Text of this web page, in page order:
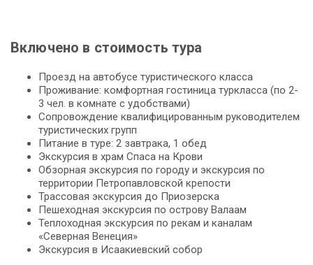
Включено в стоимость тура
Проезд на автобусе туристического класса
Проживание: комфортная гостиница туркласса (по 2-
3 чел. в комнате с удобствами)
Сопровождение квалифицированным руководителем
туристических групп
Питание в туре: 2 завтрака, 1 обед
Экскурсия в храм Спаса на Крови
Обзорная экскурсия по городу и экскурсия по
территории Петропавловской крепости
Трассовая экскурсия до Приозерска
Пешеходная экскурсия по острову Валаам
Теплоходная экскурсия по рекам и каналам
«Северная Венеция»
Экскурсия в Исаакиевский собор